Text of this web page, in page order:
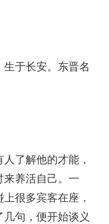
于长安。东晋名
了解他的才能，
来养活自己。一
很多宾客在座，
句，便开始谈义